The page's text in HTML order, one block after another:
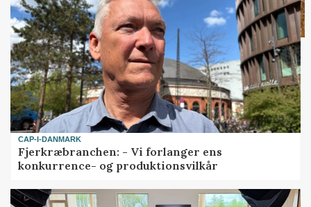
CAP-I-DANMARK
Fjerkræbranchen: - Vi forlanger ens
konkurrence- og produktionsvilkår